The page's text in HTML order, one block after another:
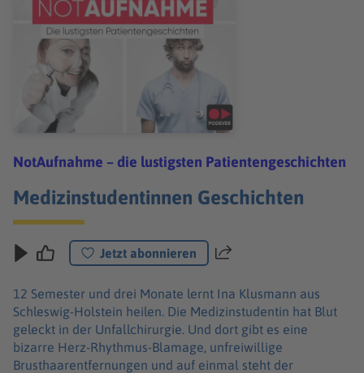
NotAufnahme – die lustigsten Patientengeschichten
Medizinstudentinnen Geschichten
Jetzt abonnieren Teilen
12 Semester und drei Monate lernt Ina Klusmann aus
Schleswig-Holstein heilen. Die Medizinstudentin hat Blut
geleckt in der Unfallchirurgie. Und dort gibt es eine
bizarre Herz-Rhythmus-Blamage, unfreiwillige
Brusthaarentfernungen und auf einmal steht der